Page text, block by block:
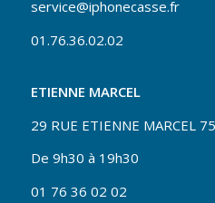
service@iphonecasse.fr
01.76.36.02.02
ETIENNE MARCEL
29 RUE ETIENNE MARCEL
De 9h30 à 19h30
01 76 36 02 02